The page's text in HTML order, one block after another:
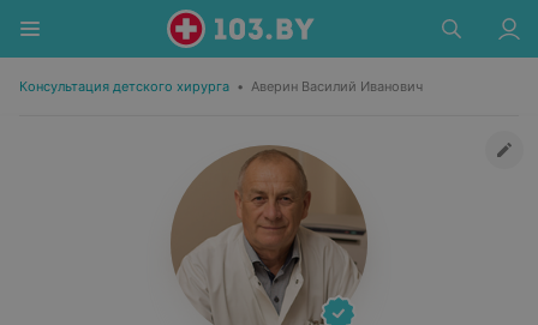
Консультация детского хирурга • Аверин Василий Иванович